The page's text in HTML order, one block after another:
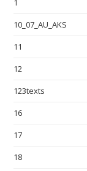
1
10_07_AU_AKS
11
12
123texts
16
17
18